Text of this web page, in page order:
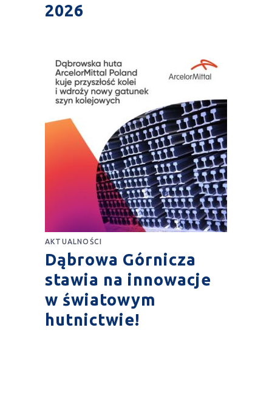
2026
AKTUALNOŚCI
Dąbrowa Górnicza
stawia na innowacje
w światowym
hutnictwie!